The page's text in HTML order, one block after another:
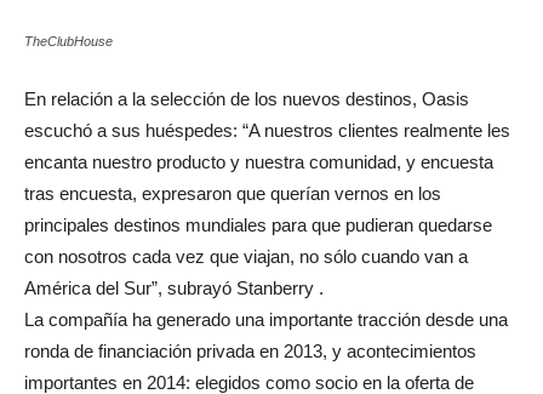
TheClubHouse
En relación a la selección de los nuevos destinos, Oasis
escuchó a sus huéspedes: “A nuestros clientes realmente les
encanta nuestro producto y nuestra comunidad, y encuesta
tras encuesta, expresaron que querían vernos en los
principales destinos mundiales para que pudieran quedarse
con nosotros cada vez que viajan, no sólo cuando van a
América del Sur”, subrayó Stanberry .
La compañía ha generado una importante tracción desde una
ronda de financiación privada en 2013, y acontecimientos
importantes en 2014: elegidos como socio en la oferta de